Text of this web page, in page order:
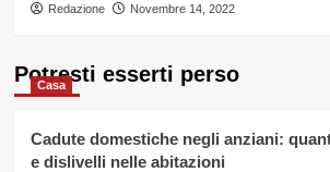
Redazione Novembre 14, 2022
Potresti esserti perso
Casa
Cadute domestiche negli anziani:
e dislivelli nelle abitazioni